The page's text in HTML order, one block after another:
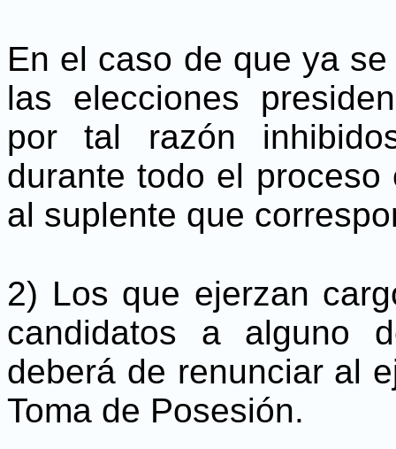
En el caso de que ya
las elecciones
por tal razón
durante todo el
al suplente que
2) Los que ejerzan
candidatos a alguno
deberá de renunciar al
Toma de Posesión.